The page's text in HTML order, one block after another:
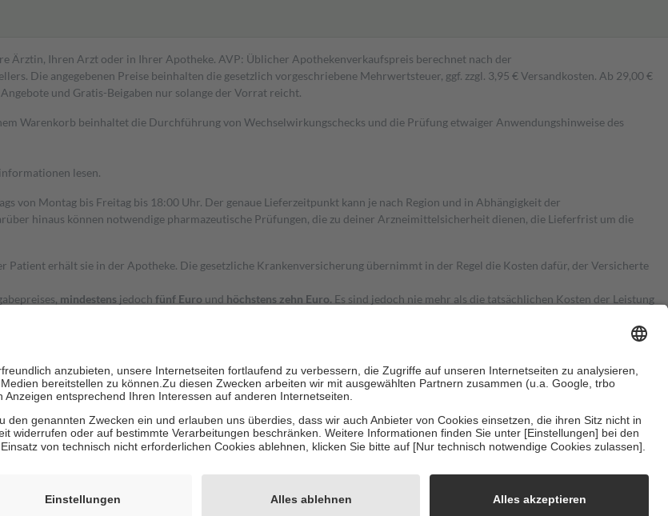
Ärztin, Ihren Arzt oder in Ihrer Apotheke. AVP: Üblicher Apothekenverkaufspreis berechnet nach der
Die angegebenen Preise beinhalten die gesetzlich vorgeschriebene Mehrwertsteuer, ggf. zzgl. 3,95 € Versandkosten. Ab 29,00 €
und Gratis-Beigaben nur solange der Vorrat reicht.
Warenkorb beinhaltet die Durchführung von Wechselwirkungschecks und die Prüfung etwaiger Anwendungshinweise des
lesen.
von Montag bis Freitag bis 18:00 Uhr. Der genaue Lieferzeitpunkt kann je nach Region und in Abhängigkeit der
hinaus können notwendige pharmazeutische Prüfungen, die zu deiner Arzneimittelsicherheit dienen, die Lieferfrist um die
erhält sie in der Apotheke. Die gesetzliche Krankenversicherung übernimmt in der Regel die Kosten dafür, der Versicherte
mindestens jedoch fünf Euro und höchstens zehn Euro. Es sind jedoch nie mehr als die tatsächlichen Kosten der Leistung
besondere Stellung der Familie zu unterstützen, fallenkeine Zuzahlungen an bei:
Fahrkosten